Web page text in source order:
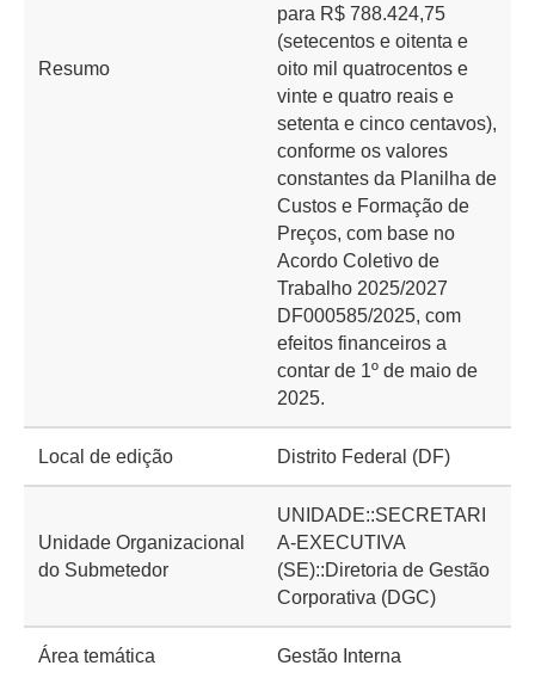
Resumo
para R$ 788.424,75
(setecentos e oitenta e
oito mil quatrocentos e
vinte e quatro reais e
setenta e cinco centavos),
conforme os valores
constantes da Planilha de
Custos e Formação de
Preços, com base no
Acordo Coletivo de
Trabalho 2025/2027
DF000585/2025, com
efeitos financeiros a
contar de 1º de maio de
2025.
Local de edição Distrito Federal (DF)
Unidade Organizacional
do Submetedor
UNIDADE::SECRETARI
A-EXECUTIVA
(SE)::Diretoria de Gestão
Corporativa (DGC)
Área temática Gestão Interna